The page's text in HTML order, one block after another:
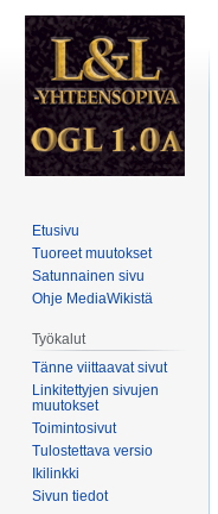
Etusivu
Tuoreet muutokset
Satunnainen sivu
Ohje MediaWikistä
Työkalut
Tänne viittaavat sivut
Linkitettyjen sivujen
muutokset
Toimintosivut
Tulostettava versio
Ikilinkki
Sivun tiedot